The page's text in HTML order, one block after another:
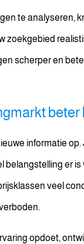
te analyseren,
zoekgebied
scherper en
beter
informatie
belangstelling er
veel
opdoet,